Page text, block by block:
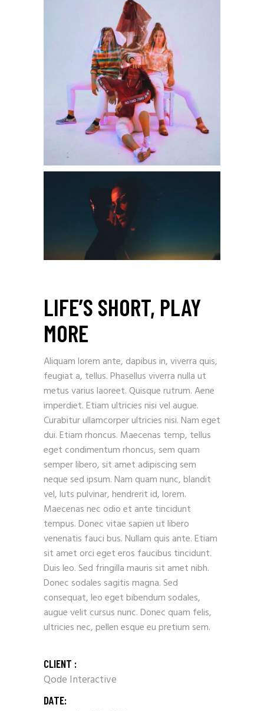
LIFE’S SHORT, PLAY
MORE
Aliquam lorem ante, dapibus in, viverra quis,
feugiat a, tellus. Phasellus viverra nulla ut
metus varius laoreet. Quisque rutrum. Aene
imperdiet. Etiam ultricies nisi vel augue.
Curabitur ullamcorper ultricies nisi. Nam eget
dui. Etiam rhoncus. Maecenas temp, tellus
eget condimentum rhoncus, sem quam
semper libero, sit amet adipiscing sem
neque sed ipsum. Nam quam nunc, blandit
vel, luts pulvinar, hendrerit id, lorem.
Maecenas nec odio et ante tincidunt
tempus. Donec vitae sapien ut libero
venenatis fauci bus. Nullam quis ante. Etiam
sit amet orci eget eros faucibus tincidunt.
Duis leo. Sed fringilla mauris sit amet nibh.
Donec sodales sagitis magna. Sed
consequat, leo eget bibendum sodales,
augue velit cursus nunc. Donec quam felis,
ultricies nec, pellen esque eu pretium sem.
CLIENT :
Qode Interactive
DATE: